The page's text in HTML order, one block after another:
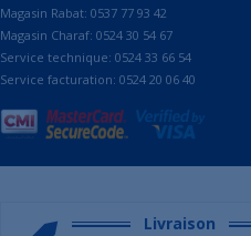
Magasin Rabat: 0537 77 93 42
Magasin Charaf: 0524 30 54 67
Service technique: 0524 33 66 54
Service facturation: 0524 20 06 40
Livraison